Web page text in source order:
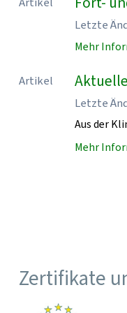
Letzte
Mehr
Artikel
Letzte
Aus der
Mehr
Zertifikate